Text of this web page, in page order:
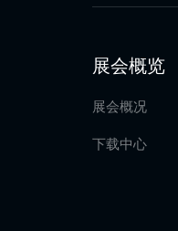
展会概览
展会概况
下载中心